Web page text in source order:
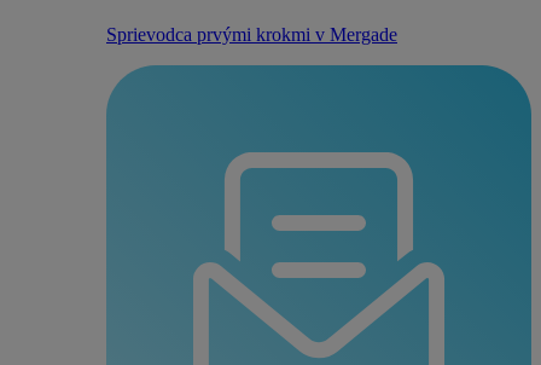
Sprievodca prvými krokmi v Mergade